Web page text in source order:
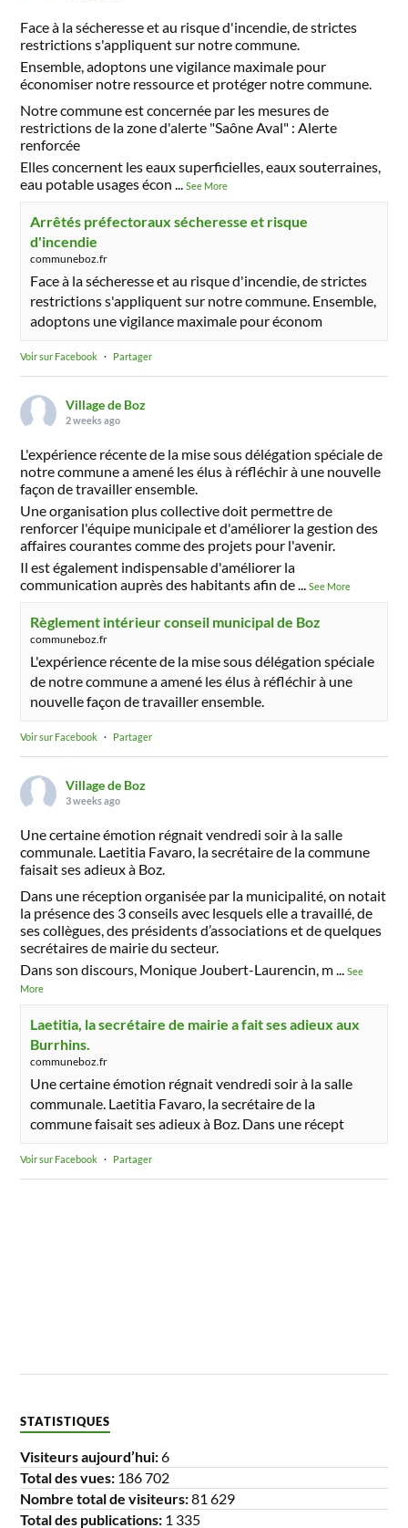
Face à la sécheresse et au risque d'incendie, de strictes
restrictions s'appliquent sur notre commune.
Ensemble, adoptons une vigilance maximale pour
économiser notre ressource et protéger notre commune.
Notre commune est concernée par les mesures de
restrictions de la zone d'alerte "Saône Aval" : Alerte
renforcée
Elles concernent les eaux superficielles, eaux souterraines,
eau potable usages écon
...See More
Arrêtés préfectoraux sécheresse et risque
d'incendie
communeboz.fr
Face à la sécheresse et au risque d'incendie, de strictes
restrictions s'appliquent sur notre commune. Ensemble,
adoptons une vigilance maximale pour économ
Voir sur Facebook · Partager
Village de Boz
2 weeks ago
L'expérience récente de la mise sous délégation spéciale de
notre commune a amené les élus à réfléchir à une nouvelle
façon de travailler ensemble.
Une organisation plus collective doit permettre de
renforcer l'équipe municipale et d'améliorer la gestion des
affaires courantes comme des projets pour l'avenir.
Il est également indispensable d'améliorer la
communication auprès des habitants afin de
...See More
Règlement intérieur conseil municipal de Boz
communeboz.fr
L'expérience récente de la mise sous délégation spéciale
de notre commune a amené les élus à réfléchir à une
nouvelle façon de travailler ensemble.
Voir sur Facebook · Partager
Village de Boz
3 weeks ago
Une certaine émotion régnait vendredi soir à la salle
communale. Laetitia Favaro, la secrétaire de la commune
faisait ses adieux à Boz.
Dans une réception organisée par la municipalité, on notait
la présence des 3 conseils avec lesquels elle a travaillé, de
ses collègues, des présidents d’associations et de quelques
secrétaires de mairie du secteur.
Dans son discours, Monique Joubert-Laurencin, m
...See
More
Laetitia, la secrétaire de mairie a fait ses adieux aux
Burrhins.
communeboz.fr
Une certaine émotion régnait vendredi soir à la salle
communale. Laetitia Favaro, la secrétaire de la
commune faisait ses adieux à Boz. Dans une récept
Voir sur Facebook · Partager
STATISTIQUES
Visiteurs aujourd’hui:6
Total des vues: 186 702
Nombre total de visiteurs:81 629
Total des publications: 1 335